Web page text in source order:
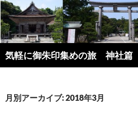
コ
ン
テ
ン
ツ
へ
ッ
気軽に御朱印集めの旅 神社篇
索
月別アーカイブ: 2018年3月